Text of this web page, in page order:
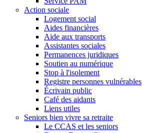
Action sociale
Logement social
Aides financières
Aide aux transports
Assistantes sociales
Permanences juridiques
Soutien au numérique
Stop à l'isolement
Registre personnes vulnérables
Écrivain public
Café des aidants
Liens utiles
Seniors bien vivre sa retraite
Le CCAS et les seniors